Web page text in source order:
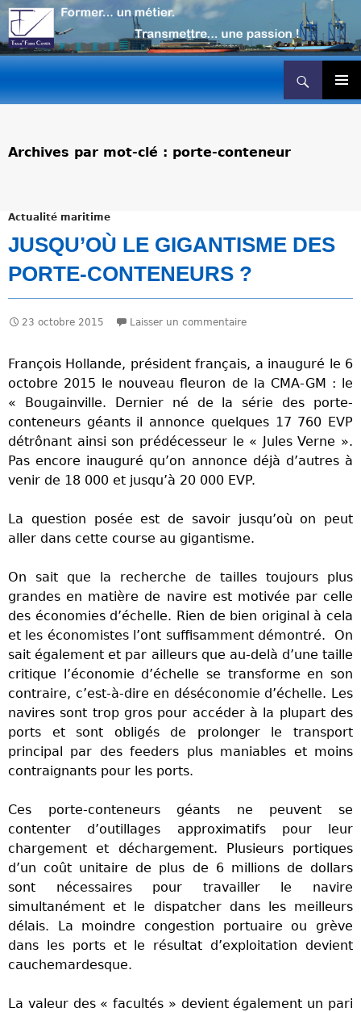
Recherche
Menu
AU
Archives par mot-clé : porte-conteneur
Actualité maritime
JUSQU’OÙ LE GIGANTISME DES
PORTE-CONTENEURS ?
23 octobre 2015 Laisser un commentaire
François Hollande, président français, a inauguré le 6
octobre 2015 le nouveau fleuron de la CMA-GM : le
« Bougainville. Dernier né de la série des porte-
conteneurs géants il annonce quelques 17 760 EVP
détrônant ainsi son prédécesseur le « Jules Verne ».
Pas encore inauguré qu’on annonce déjà d’autres à
venir de 18 000 et jusqu’à 20 000 EVP.
La question posée est de savoir jusqu’où on peut
aller dans cette course au gigantisme.
On sait que la recherche de tailles toujours plus
grandes en matière de navire est motivée par celle
des économies d’échelle. Rien de bien original à cela
et les économistes l’ont suffisamment démontré. On
sait également et par ailleurs que au-delà d’une taille
critique l’économie d’échelle se transforme en son
contraire, c’est-à-dire en déséconomie d’échelle. Les
navires sont trop gros pour accéder à la plupart des
ports et sont obligés de prolonger le transport
principal par des feeders plus maniables et moins
contraignants pour les ports.
Ces porte-conteneurs géants ne peuvent se
contenter d’outillages approximatifs pour leur
chargement et déchargement. Plusieurs portiques
d’un coût unitaire de plus de 6 millions de dollars
sont nécessaires pour travailler le navire
simultanément et le dispatcher dans les meilleurs
délais. La moindre congestion portuaire ou grève
dans les ports et le résultat d’exploitation devient
cauchemardesque.
La valeur des « facultés » devient également un pari